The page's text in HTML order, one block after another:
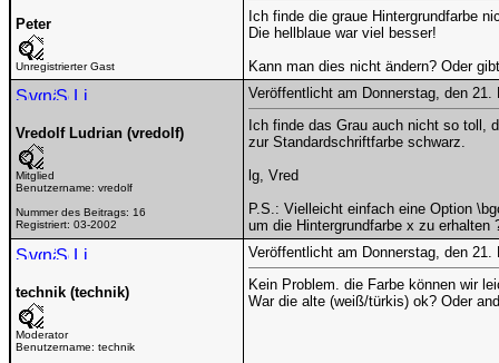
Peter
Unregistrierter Gast
Ich finde die graue Hintergrundfarbe
Die hellblaue war viel besser!
Kann man dies nicht ändern? Oder
Vredolf Ludrian (vredolf)
Mitglied
Benutzername: vredolf
Nummer des Beitrags: 16
Registriert: 03-2002
Veröffentlicht am Donnerstag, den
Ich finde das Grau auch nicht so toll,
zur Standardschriftfarbe schwarz.
lg, Vred
P.S.: Vielleicht einfach eine Option
um die Hintergrundfarbe x zu erhalten
technik (technik)
Moderator
Benutzername: technik
Veröffentlicht am Donnerstag, den
Kein Problem. die Farbe können wir
War die alte (weiß/türkis) ok? Oder